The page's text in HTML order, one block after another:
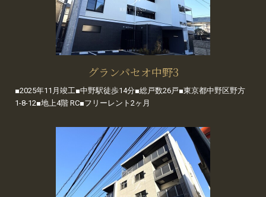
グランパセオ中野3
■2025年11月竣工■中野駅徒歩14分■総戸数26戸■東京都中野区野方
1-8-12■地上4階 RC■フリーレント2ヶ月